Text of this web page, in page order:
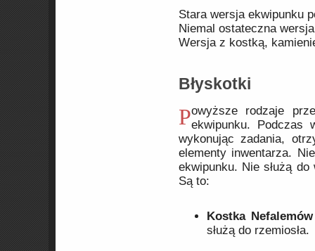
Stara wersja ekwipunku
Niemal ostateczna
Wersja z kostką,
Błyskotki
Powyższe rodzaje przedmiotów to nie wszystko, co znajdziemy w naszymekwipunku. Podczas
wykonując zadania,
elementy inwentarza.
ekwipunku. Nie służą
Są to:
Kostka Nefalemów
służą do rzemiosła.